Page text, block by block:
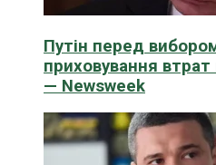
Путін перед
приховування
— Newsweek